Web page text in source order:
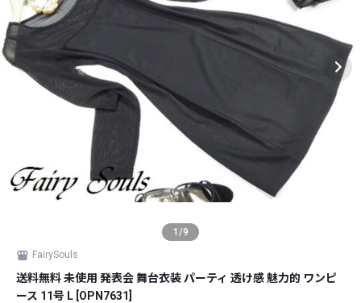
1 /9
FairySouls
送料無料 未使用 発表会 舞台衣装 パーティ 透け感 魅力的 ワンピ
ース 11号 L [OPN7631]